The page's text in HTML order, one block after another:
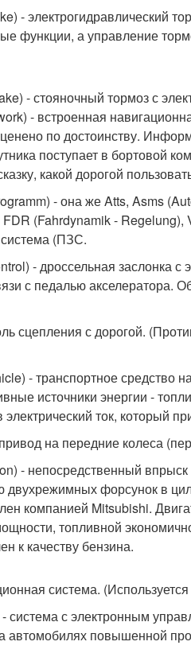
- электрогидравлический
функции, а управление
- стояночный тормоз с
- встроенная
по достоинству.
поступает в бортовой
какой дорогой
- она же Atts, Asms
(Fahrdynamik -
(ПЗС.
- дроссельная заслонка
с педалью акселератора.
сцепления с дорогой.
- транспортное средство
источники энергии -
ток, который
на передние колеса
- непосредственный
двухрежимных форсунок в
компанией Mitsubishi.
топливной
к качеству бензина.
система.
система с электронным
автомобилях повышенной